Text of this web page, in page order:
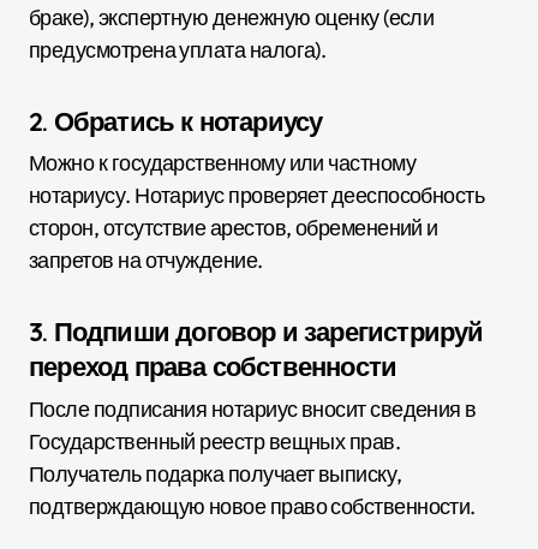
браке), экспертную денежную оценку (если
предусмотрена уплата налога).
2. Обратись к нотариусу
Можно к государственному или частному
нотариусу. Нотариус проверяет дееспособность
сторон, отсутствие арестов, обременений и
запретов на отчуждение.
3. Подпиши договор и зарегистрируй
переход права собственности
После подписания нотариус вносит сведения в
Государственный реестр вещных прав.
Получатель подарка получает выписку,
подтверждающую новое право собственности.